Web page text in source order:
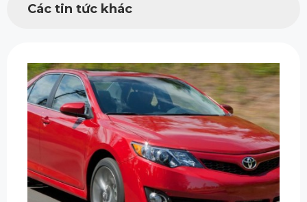
Các tin tức khác